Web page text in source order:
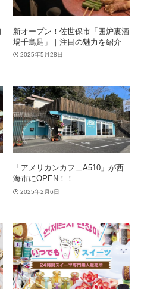
新オープン！佐世保市「囲炉裏酒
場千鳥足」｜注目の魅力を紹介
2025年5月28日
「アメリカンカフェA510」が西
海市にOPEN！！
2025年2月6日